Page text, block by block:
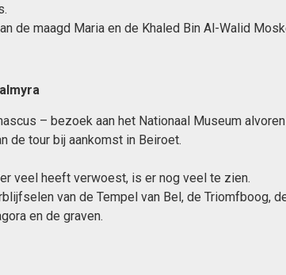
de maagd Maria en de Khaled Bin Al-Walid
– bezoek aan het Nationaal Museum
de tour bij aankomst in Beiroet.
veel heeft verwoest, is er nog veel te zien.
van de Tempel van Bel, de Triomfboog,
en de graven.